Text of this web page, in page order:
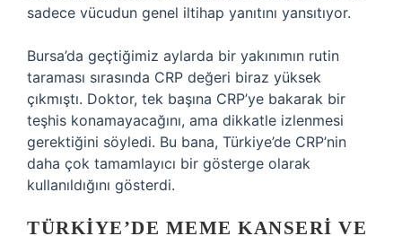
sadece vücudun genel iltihap yanıtını yansıtıyor.
Bursa’da geçtiğimiz aylarda bir yakınımın rutin
taraması sırasında CRP değeri biraz yüksek
çıkmıştı. Doktor, tek başına CRP’ye bakarak bir
teşhis konamayacağını, ama dikkatle izlenmesi
gerektiğini söyledi. Bu bana, Türkiye’de CRP’nin
daha çok tamamlayıcı bir gösterge olarak
kullanıldığını gösterdi.
TÜRKIYE’DE MEME KANSERI VE